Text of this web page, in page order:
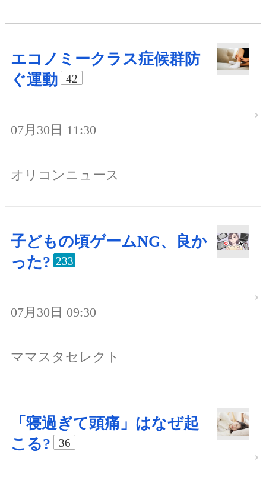
エコノミークラス症候群防
ぐ運動
42
07月30日 11:30
オリコンニュース
子どもの頃ゲームNG、良か
った? 233
07月30日 09:30
ママスタセレクト
「寝過ぎて頭痛」はなぜ起
こる?
36